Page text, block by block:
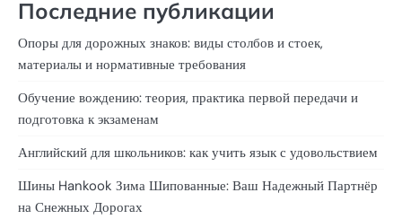
Последние публикации
Опоры для дорожных знаков: виды столбов и стоек,
материалы и нормативные требования
Обучение вождению: теория, практика первой передачи и
подготовка к экзаменам
Английский для школьников: как учить язык с удовольствием
Шины Hankook Зима Шипованные: Ваш Надежный Партнёр
на Снежных Дорогах